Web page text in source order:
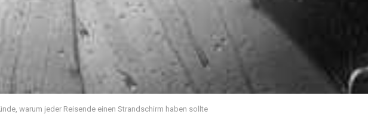
warum jeder Reisende einen Strandschirm haben sollte